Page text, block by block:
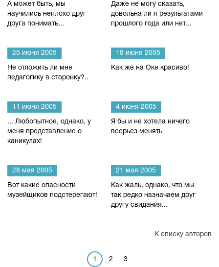
А может быть, мы
научились неплохо друг
друга понимать...
Даже не могу сказать,
довольна ли я результатами
прошлого года или нет...
25 июня 2005
Не отложить ли мне
педагогику в сторонку?..
18 июня 2005
Как же на Оке красиво!
11 июня 2005
... Любопытное, однако, у
меня представление о
каникулах!
4 июня 2005
Я бы и не хотела ничего
всерьез менять
28 мая 2005
Вот какие опасности
музейщиков подстерегают!
21 мая 2005
Как жаль, однако, что мы
так редко назначаем друг
другу свидания...
К списку авторов
1 2 3